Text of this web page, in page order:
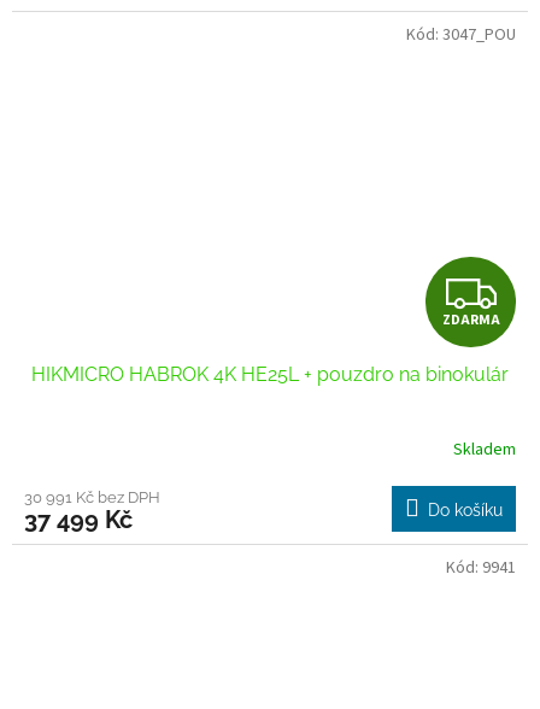
Z
D
A
R
M
A
ZDARMA
HIKMICRO HABROK 4K HE25L + pouzdro na binokulár
Skladem
30 991 Kč bez DPH
37 499 Kč Do košíku
Kód: 3047_POU
Kód: 9941